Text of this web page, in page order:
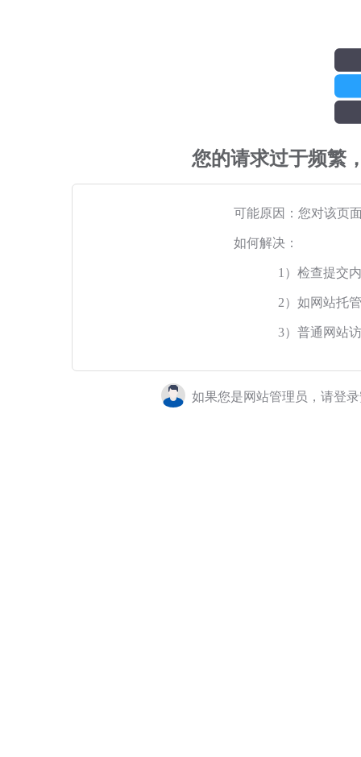
您的请求过于频繁
可能原因：您对该页
如何解决：
1）检查提交
2）如网站托
3）普通网站
如果您是网站管理员，请登